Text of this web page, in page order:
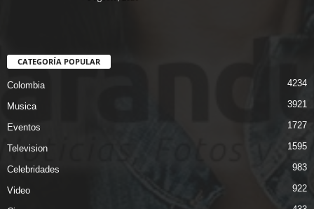
CATEGORÍA POPULAR
Colombia 4234
Musica 3921
Eventos 1727
Television 1595
Celebridades 983
Video 922